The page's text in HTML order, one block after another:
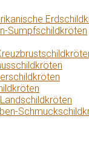
Sumpfschildkröten